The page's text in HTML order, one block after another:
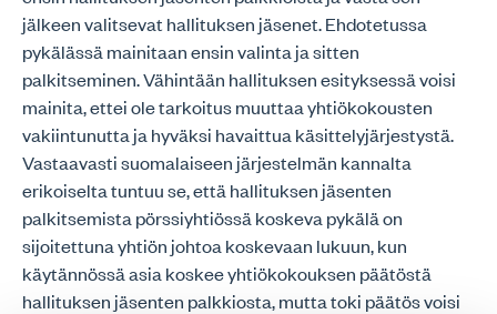
jälkeen valitsevat hallituksen jäsenet. Ehdotetussa
pykälässä mainitaan ensin valinta ja sitten
palkitseminen. Vähintään hallituksen esityksessä voisi
mainita, ettei ole tarkoitus muuttaa yhtiökokousten
vakiintunutta ja hyväksi havaittua käsittelyjärjestystä.
Vastaavasti suomalaiseen järjestelmän kannalta
erikoiselta tuntuu se, että hallituksen jäsenten
palkitsemista pörssiyhtiössä koskeva pykälä on
sijoitettuna yhtiön johtoa koskevaan lukuun, kun
käytännössä asia koskee yhtiökokouksen päätöstä
hallituksen jäsenten palkkiosta, mutta toki päätös voisi